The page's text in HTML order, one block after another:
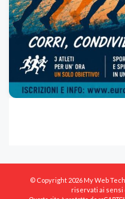
© Copyright 2026 My Web Tech
riservati ai sensi